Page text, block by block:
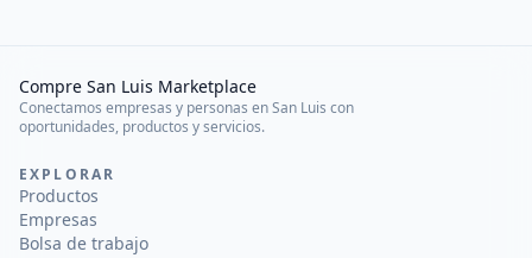
Compre San Luis Marketplace
Conectamos empresas y personas en San Luis con
oportunidades, productos y servicios.
EXPLORAR
Productos
Empresas
Bolsa de trabajo